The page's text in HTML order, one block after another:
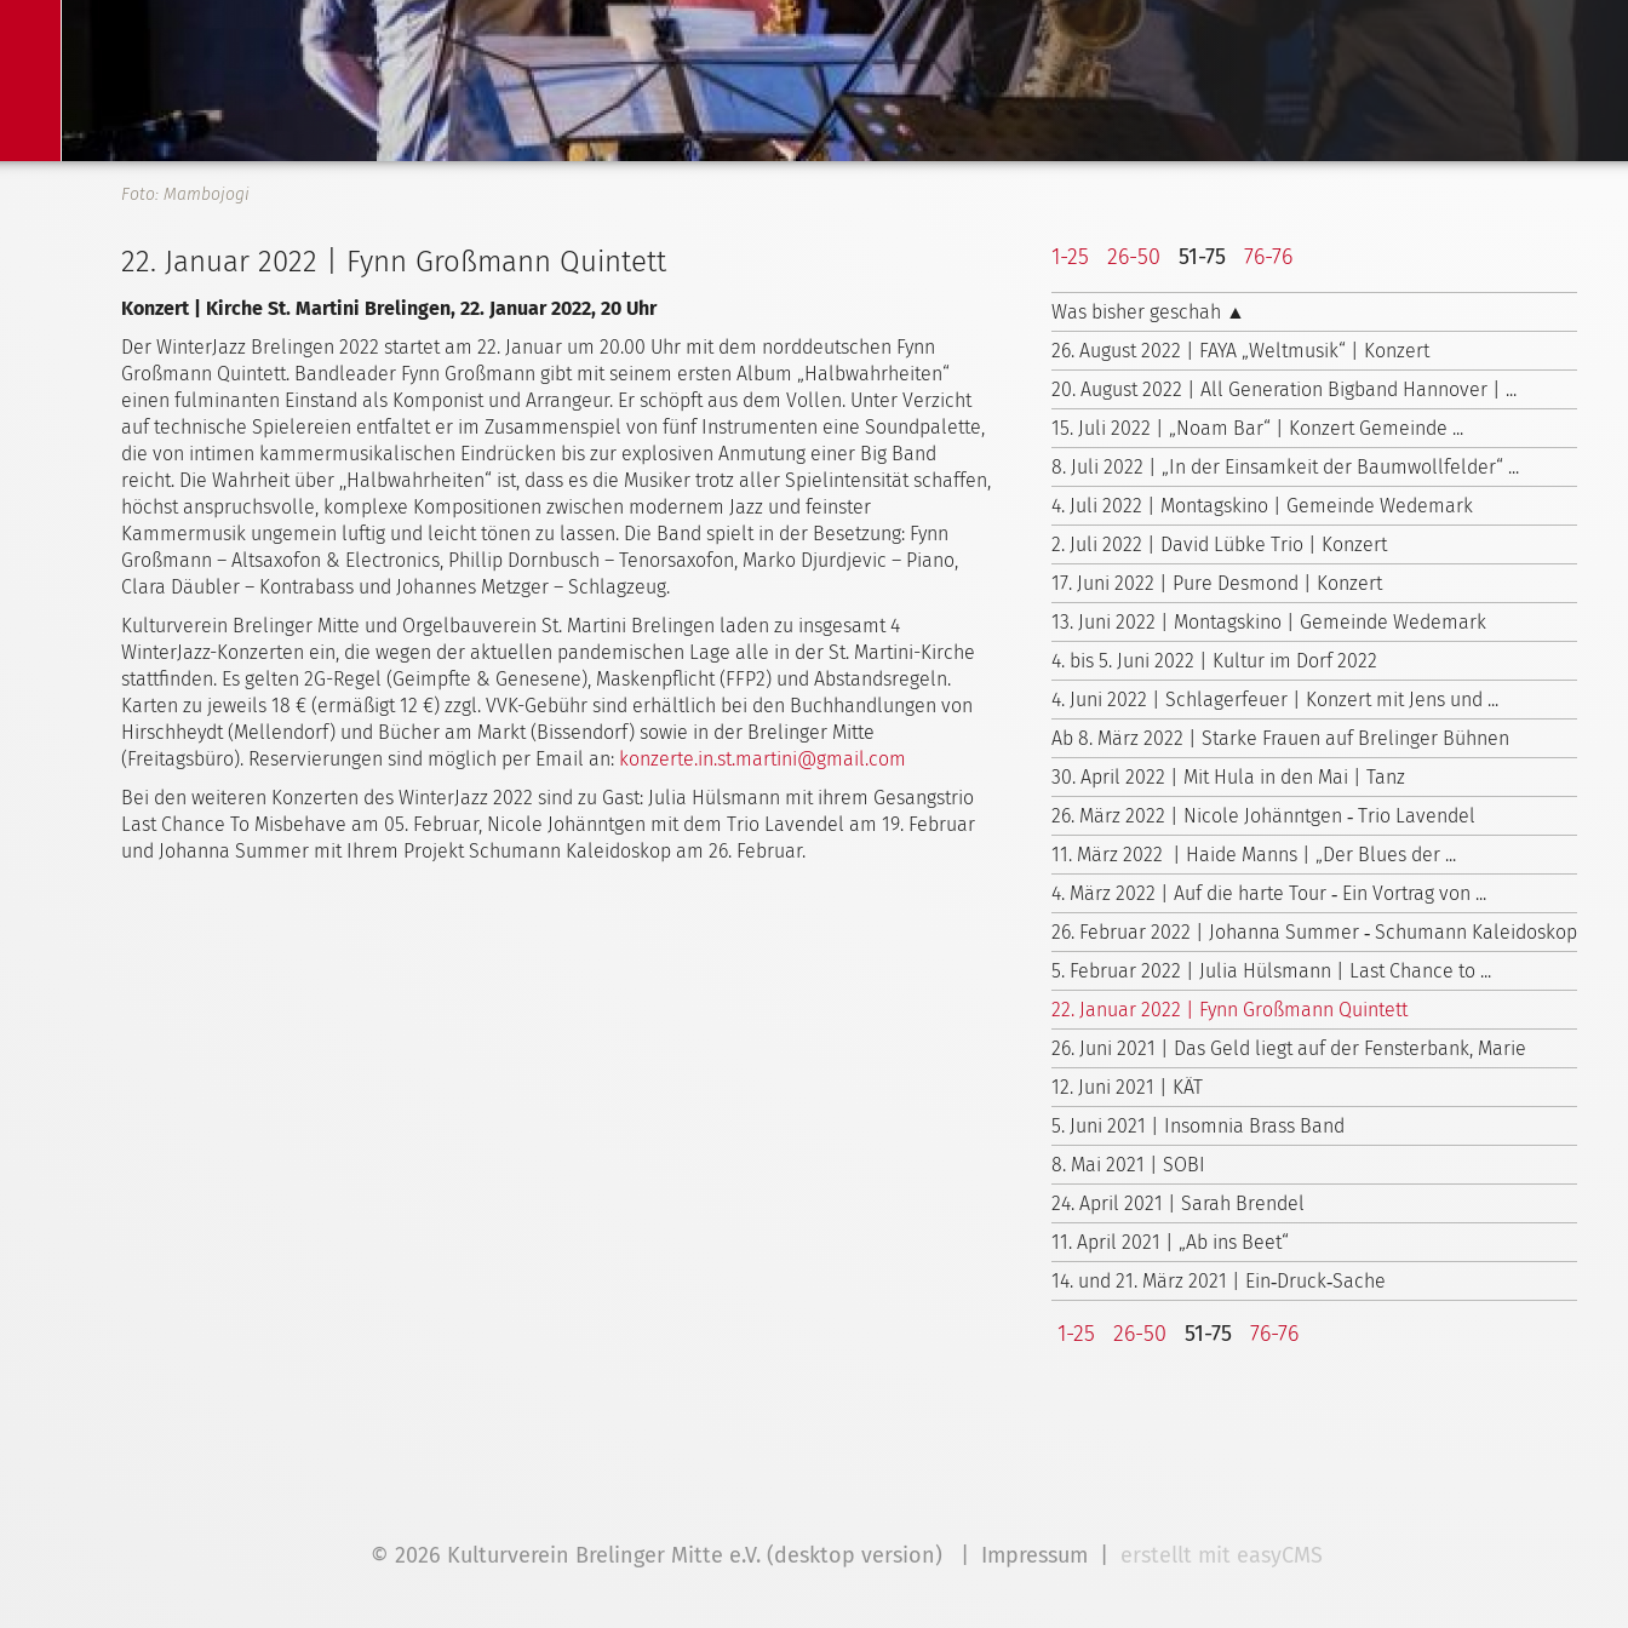
Foto: Mambojogi
1-25 26-50 51-75 76-76
Was bisher geschah ▲
26. August 2022 | FAYA „Weltmusik“ | Konzert
20. August 2022 | All Generation Bigband Hannover | ...
15. Juli 2022 | „Noam Bar“ | Konzert Gemeinde ...
8. Juli 2022 | „In der Einsamkeit der Baumwollfelder“ ...
4. Juli 2022 | Montagskino | Gemeinde Wedemark
2. Juli 2022 | David Lübke Trio | Konzert
17. Juni 2022 | Pure Desmond | Konzert
13. Juni 2022 | Montagskino | Gemeinde Wedemark
4. bis 5. Juni 2022 | Kultur im Dorf 2022
4. Juni 2022 | Schlagerfeuer | Konzert mit Jens und ...
Ab 8. März 2022 | Starke Frauen auf Brelinger Bühnen
30. April 2022 | Mit Hula in den Mai | Tanz
26. März 2022 | Nicole Johänntgen ‑ Trio Lavendel
11. März 2022 | Haide Manns | „Der Blues der ...
4. März 2022 | Auf die harte Tour ‑ Ein Vortrag von ...
26. Februar 2022 | Johanna Summer ‑ Schumann Kaleidoskop
5. Februar 2022 | Julia Hülsmann | Last Chance to ...
22. Januar 2022 | Fynn Großmann Quintett
26. Juni 2021 | Das Geld liegt auf der Fensterbank, Marie
12. Juni 2021 | KÄT
5. Juni 2021 | Insomnia Brass Band
8. Mai 2021 | SOBI
24. April 2021 | Sarah Brendel
11. April 2021 | „Ab ins Beet“
14. und 21. März 2021 | Ein‑Druck‑Sache
1-25 26-50 51-75 76-76
22. Januar 2022 | Fynn Großmann Quintett
Konzert | Kirche St. Martini Brelingen, 22. Januar 2022, 20 Uhr
Der WinterJazz Brelingen 2022 startet am 22. Januar um 20.00 Uhr mit dem norddeutschen Fynn
Großmann Quintett. Bandleader Fynn Großmann gibt mit seinem ersten Album „Halbwahrheiten“
einen fulminanten Einstand als Komponist und Arrangeur. Er schöpft aus dem Vollen. Unter Verzicht
auf technische Spielereien entfaltet er im Zusammenspiel von fünf Instrumenten eine Soundpalette,
die von intimen kammermusikalischen Eindrücken bis zur explosiven Anmutung einer Big Band
reicht. Die Wahrheit über ,,Halbwahrheiten“ ist, dass es die Musiker trotz aller Spielintensität schaffen,
höchst anspruchsvolle, komplexe Kompositionen zwischen modernem Jazz und feinster
Kammermusik ungemein luftig und leicht tönen zu lassen. Die Band spielt in der Besetzung: Fynn
Großmann – Altsaxofon & Electronics, Phillip Dornbusch – Tenorsaxofon, Marko Djurdjevic – Piano,
Clara Däubler – Kontrabass und Johannes Metzger – Schlagzeug.
Kulturverein Brelinger Mitte und Orgelbauverein St. Martini Brelingen laden zu insgesamt 4
WinterJazz-Konzerten ein, die wegen der aktuellen pandemischen Lage alle in der St. Martini-Kirche
stattfinden. Es gelten 2G-Regel (Geimpfte & Genesene), Maskenpflicht (FFP2) und Abstandsregeln.
Karten zu jeweils 18 € (ermäßigt 12 €) zzgl. VVK-Gebühr sind erhältlich bei den Buchhandlungen von
Hirschheydt (Mellendorf) und Bücher am Markt (Bissendorf) sowie in der Brelinger Mitte
(Freitagsbüro). Reservierungen sind möglich per Email an: konzerte.in.st.martini@gmail.com
Bei den weiteren Konzerten des WinterJazz 2022 sind zu Gast: Julia Hülsmann mit ihrem Gesangstrio
Last Chance To Misbehave am 05. Februar, Nicole Johänntgen mit dem Trio Lavendel am 19. Februar
und Johanna Summer mit Ihrem Projekt Schumann Kaleidoskop am 26. Februar.
© 2026 Kulturverein Brelinger Mitte e.V. (desktop version) | Impressum erstellt mit easyCMS